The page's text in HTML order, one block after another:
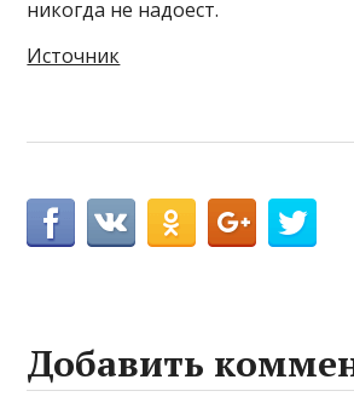
никогда не надоест.
Источник
Добавить